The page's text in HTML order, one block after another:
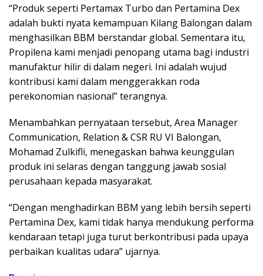
“Produk seperti Pertamax Turbo dan Pertamina Dex
adalah bukti nyata kemampuan Kilang Balongan dalam
menghasilkan BBM berstandar global. Sementara itu,
Propilena kami menjadi penopang utama bagi industri
manufaktur hilir di dalam negeri. Ini adalah wujud
kontribusi kami dalam menggerakkan roda
perekonomian nasional” terangnya.
Menambahkan pernyataan tersebut, Area Manager
Communication, Relation & CSR RU VI Balongan,
Mohamad Zulkifli, menegaskan bahwa keunggulan
produk ini selaras dengan tanggung jawab sosial
perusahaan kepada masyarakat.
“Dengan menghadirkan BBM yang lebih bersih seperti
Pertamina Dex, kami tidak hanya mendukung performa
kendaraan tetapi juga turut berkontribusi pada upaya
perbaikan kualitas udara” ujarnya.